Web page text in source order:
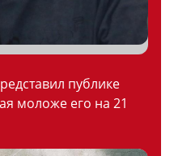
публике
моложе его на 21